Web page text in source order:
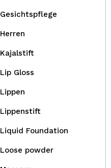
Gesichtspflege
Herren
Kajalstift
Lip Gloss
Lippen
Lippenstift
Liquid Foundation
Loose powder